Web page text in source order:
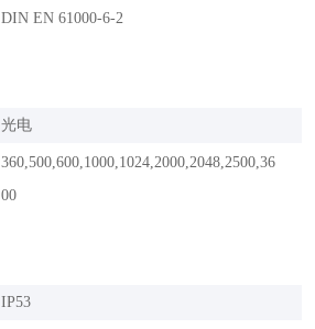
DIN EN 61000-6-2
光电
360,500,600,1000,1024,2000,2048,2500,36
00
IP53